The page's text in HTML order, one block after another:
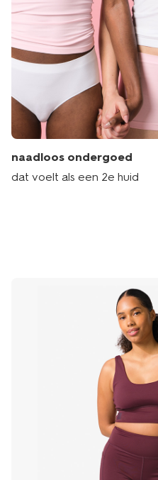
naadloos ondergoed
dat voelt als een 2e huid